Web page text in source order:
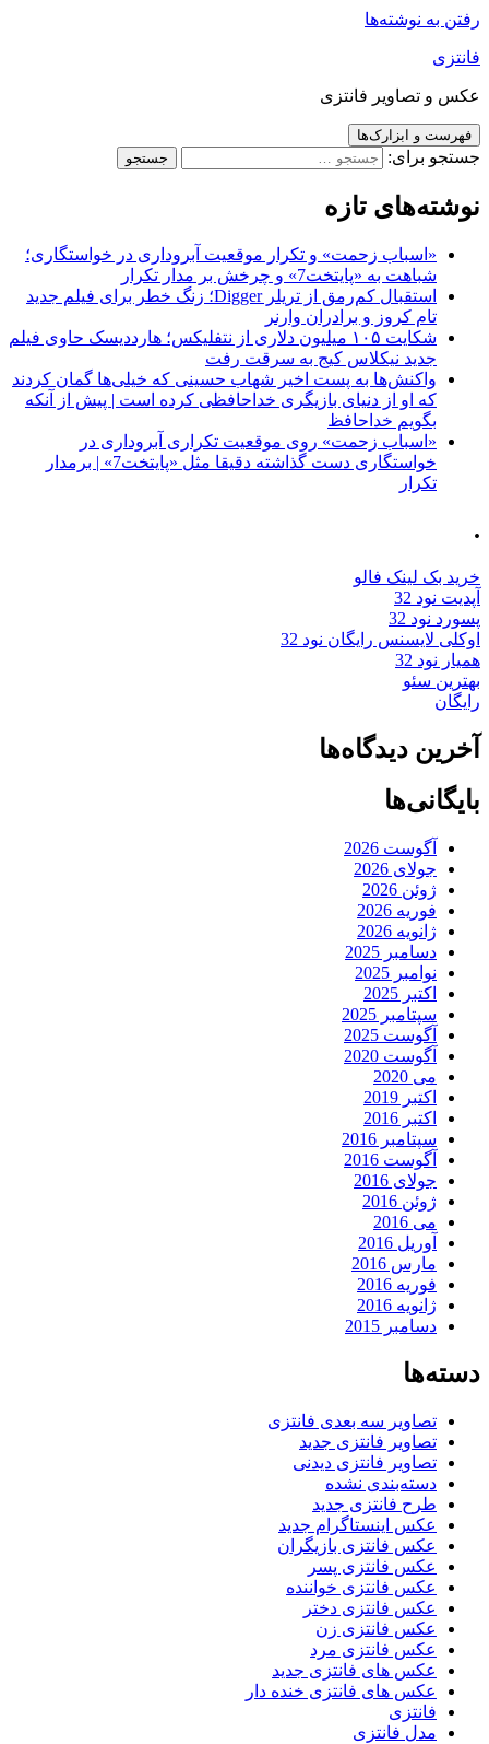
رفتن به نوشته‌ها
فانتزی
عکس و تصاویر فانتزی
فهرست و ابزارک‌ها
جستجو برای:
نوشته‌های تازه
«اسباب زحمت» و تکرار موقعیت آبروداری در خواستگاری؛
شباهت به «پایتخت7» و چرخش بر مدار تکرار
استقبال کم‌رمق از تریلر Digger؛ زنگ خطر برای فیلم جدید
تام کروز و برادران وارنر
شکایت ۱۰۵ میلیون دلاری از نتفلیکس؛ هارددیسک حاوی فیلم
جدید نیکلاس کیج به سرقت رفت
واکنش‌ها به پست اخیر شهاب حسینی که خیلی‌ها گمان کردند
که او از دنیای بازیگری خداحافظی کرده است | پیش از آنکه
بگویم خداحافظ
«اسباب زحمت» روی موقعیت تکراری آبروداری در
خواستگاری دست گذاشته دقیقا مثل «پایتخت7» | برمدار
تکرار
.
خرید بک لینک فالو
آپدیت نود 32
پسورد نود 32
اوکلی لایسنس رایگان نود 32
همیار نود 32
بهترین سئو
رایگان
آخرین دیدگاه‌ها
بایگانی‌ها
آگوست 2026
جولای 2026
ژوئن 2026
فوریه 2026
ژانویه 2026
دسامبر 2025
نوامبر 2025
اکتبر 2025
سپتامبر 2025
آگوست 2025
آگوست 2020
می 2020
اکتبر 2019
اکتبر 2016
سپتامبر 2016
آگوست 2016
جولای 2016
ژوئن 2016
می 2016
آوریل 2016
مارس 2016
فوریه 2016
ژانویه 2016
دسامبر 2015
دسته‌ها
تصاویر سه بعدی فانتزی
تصاویر فانتزی جدید
تصاویر فانتزی دیدنی
دسته‌بندی نشده
طرح فانتزی جدید
عکس اینستاگرام جدید
عکس فانتزی بازیگران
عکس فانتزی پسر
عکس فانتزی خواننده
عکس فانتزی دختر
عکس فانتزی زن
عکس فانتزی مرد
عکس های فانتزی جدید
عکس های فانتزی خنده دار
فانتزی
مدل فانتزی